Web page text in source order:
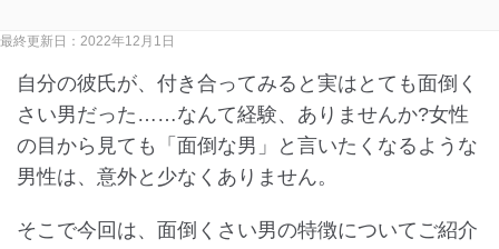
最終更新日：2022年12月1日
自分の彼氏が、付き合ってみると実はとても面倒く
さい男だった……なんて経験、ありませんか?女性
の目から見ても「面倒な男」と言いたくなるような
男性は、意外と少なくありません。
そこで今回は、面倒くさい男の特徴についてご紹介